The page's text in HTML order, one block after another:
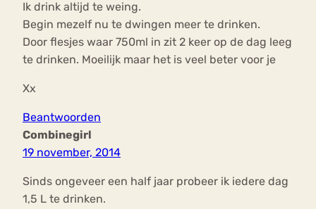
Ik drink altijd te weing.
Begin mezelf nu te dwingen meer te drinken.
Door flesjes waar 750ml in zit 2 keer op de dag leeg
te drinken. Moeilijk maar het is veel beter voor je
Xx
Beantwoorden
Combinegirl
19 november, 2014
Sinds ongeveer een half jaar probeer ik iedere dag
1,5 L te drinken.